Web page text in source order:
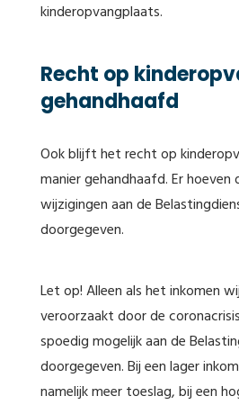
kinderopvangplaats.
Recht op
gehandhaafd
Ook blijft het recht op
manier gehandhaafd. Er hoeven
wijzigingen aan de
doorgegeven.
Let op! Alleen als het inkomen
veroorzaakt door de
spoedig mogelijk aan de
doorgegeven. Bij een lager
namelijk meer toeslag, bij een